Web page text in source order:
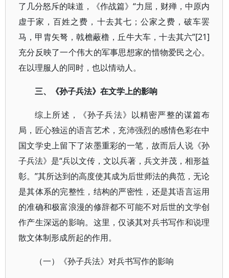
了几分怒斥的味道，《作战篇》“力屈，财殚，中原内
虚于家，百姓之费，十去其七；公家之费，破车罢
马，甲胄矢弩，戟檐蔽橹，丘牛大车，十去其六”[21]
充分反映了一个伟大的军事思想家的惜物爱民之心。
在以理服人的同时，也以情动人。
三、《孙子兵法》在文学上的影响
综上所述，《孙子兵法》以精密严整的谋篇布
局，匠心独运的语言艺术，充沛强烈的感情色彩在中
国文学史上留下了浓墨重彩的一笔，故而后人说《孙
子兵法》是“兵以文传，文以兵著，兵文并茂，相形益
彰。”其所达到的高度使其成为后世师法的典范，无论
是其体系的完整性，结构的严密性，还是其语言运用
的准确和极富浪漫的修辞都不可能不对后世的文学创
作产生深远的影响。这里，仅谈其对兵书写作和说理
散文体制形成所起的作用。
（一）《孙子兵法》对兵书写作的影响